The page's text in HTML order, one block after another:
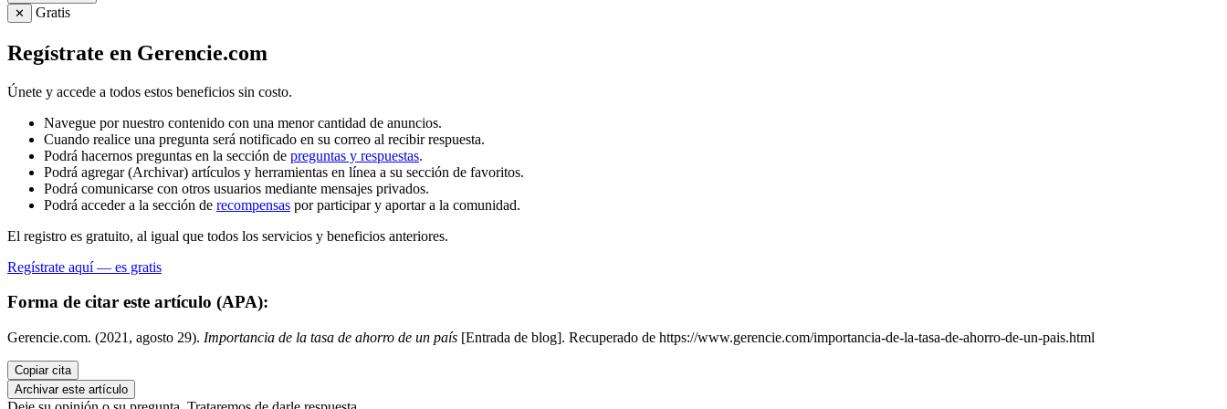
✕
Gratis
Regístrate en Gerencie.com
Únete y accede a todos estos beneficios sin costo.
Navegue por nuestro contenido con una menor cantidad de anuncios.
Cuando realice una pregunta será notificado en su correo al recibir respuesta.
Podrá hacernos preguntas en la sección de preguntas y respuestas.
Podrá agregar (Archivar) artículos y herramientas en línea a su sección de favoritos.
Podrá comunicarse con otros usuarios mediante mensajes privados.
Podrá acceder a la sección de recompensas por participar y aportar a la comunidad.
El registro es gratuito, al igual que todos los servicios y beneficios anteriores.
Regístrate aquí — es gratis
Forma de citar este artículo (APA):
Gerencie.com. (2021, agosto 29). Importancia de la tasa de ahorro de un país [Entrada de blog]. Recuperado de https://www.gerencie.com/importancia-de-la-tasa-de-ahorro-de-un-pais.html
Copiar cita
Archivar este artículo